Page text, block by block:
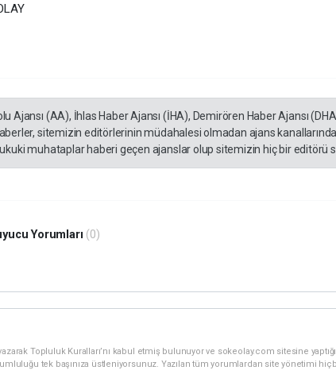
Ajansı (AA), İhlas Haber Ajansı (İHA), Demirören Haber Ajansı
sitemizin editörlerinin müdahalesi olmadan ajans
muhataplar haberi geçen ajanslar olup sitemizin hiç bir editörü
Yorumları (0)
Topluluk Kuralları’nı kabul etmiş bulunuyor ve sokeolay.com sitesine
tek başınıza üstleniyorsunuz. Yazılan tüm yorumlardan site yönetimi